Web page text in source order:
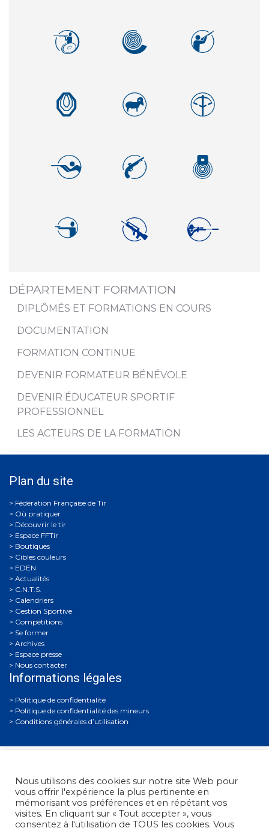
DÉPARTEMENT FORMATION
DIPLÔMÉS ET FORMATIONS EN COURS
DOCUMENTATION
FORMATION CONTINUE
DEVENIR FORMATEUR BÉNÉVOLE
DEVENIR ÉDUCATEUR SPORTIF
PROFESSIONNEL
LES ACTEURS DE LA FORMATION
Plan du site
Où pratiquer
Découvrir le tir
Espace FFTir
Boutiques
Cibles couleurs
EDEN
Actualités
C.N.T.S.
Calendriers
Gestion Sportive
Compétitions
Se former
Archives
Espace presse
Nous contacter
Informations légales
Politique de confidentialité
Politique de confidentialité des mineurs
Conditions générales d’utilisation
Fédération Française de Tir• 38, rue Brunel - 75017 Paris
Nous utilisons des cookies sur notre site Web pour
vous offrir l'expérience la plus pertinente en
mémorisant vos préférences et en répétant vos
visites. En cliquant sur « Tout accepter », vous
consentez à l'utilisation de TOUS les cookies. Vous